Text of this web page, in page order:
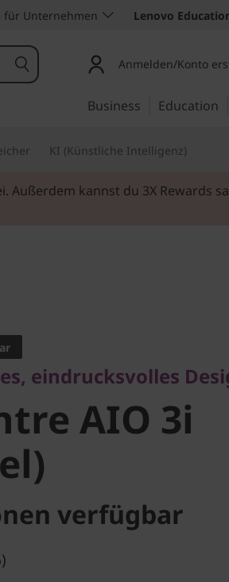
für Unternehmen Lenovo
Anmelden/Konto
Business Education
KI (Künstliche Intelligenz)
AIO 3i
eindrucksvolles
AIO 3i
verfügbar